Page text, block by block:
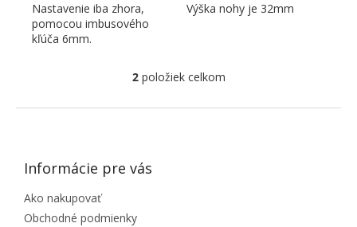
Nastavenie iba zhora,
pomocou imbusového
kľúča 6mm.
Výška nohy je 32mm
Ovládacie prvky výpisu
2položiek celkom
ZÁPÄTIE
Informácie pre vás
Ako nakupovať
Obchodné podmienky